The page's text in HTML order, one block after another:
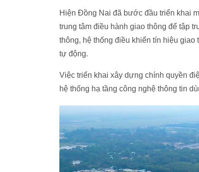
Hiện Đồng Nai đã bước đầu triển khai
trung tâm điều hành giao thông để tập
thông, hệ thống điều khiển tín hiệu
tự động.
Việc triển khai xây dựng chính quyền
hệ thống hạ tầng công nghệ thông tin